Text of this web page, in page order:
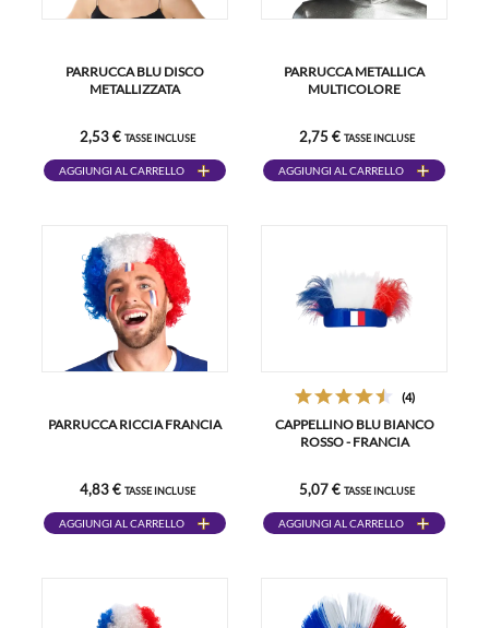
PARRUCCA BLU DISCO
METALLIZZATA
2,53 € TASSE INCLUSE
AGGIUNGI AL CARRELLO
PARRUCCA METALLICA
MULTICOLORE
2,75 € TASSE INCLUSE
AGGIUNGI AL CARRELLO
PARRUCCA RICCIA FRANCIA
4,83 € TASSE INCLUSE
AGGIUNGI AL CARRELLO
(4)
CAPPELLINO BLU BIANCO
ROSSO - FRANCIA
5,07 € TASSE INCLUSE
AGGIUNGI AL CARRELLO